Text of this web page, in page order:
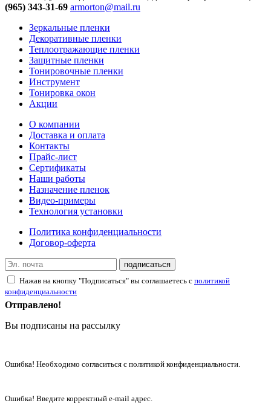
(965) 343-31-69 armorton@mail.ru
Зеркальные пленки
Декоративные пленки
Теплоотражающие пленки
Защитные пленки
Тонировочные пленки
Инструмент
Тонировка окон
Акции
О компании
Доставка и оплата
Контакты
Прайс-лист
Сертификаты
Наши работы
Назначение пленок
Видео-примеры
Технология установки
Политика конфиденциальности
Договор-оферта
подписаться
Нажав на кнопку "Подписаться" вы соглашаетесь с политикой
конфиденциальности
Отправлено!
Вы подписаны на рассылку
Ошибка! Необходимо согласиться с политикой конфиденциальности.
Ошибка! Введите корректный e-mail адрес.